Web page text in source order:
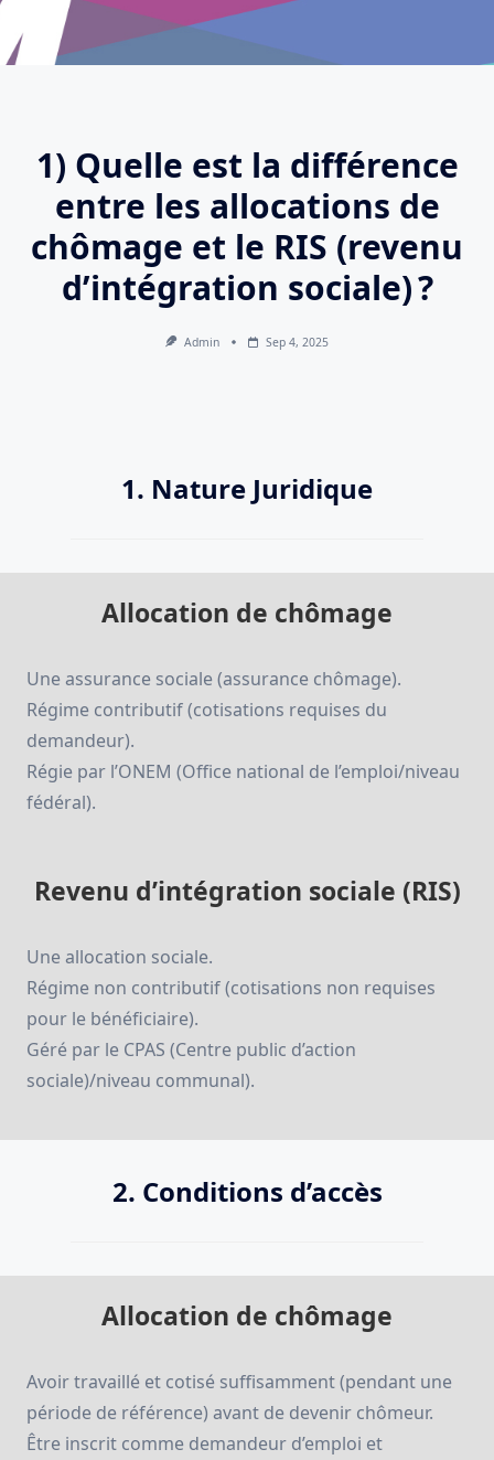
1) Quelle est la différence
entre les allocations de
chômage et le RIS (revenu
d’intégration sociale) ?
Admin Sep 4, 2025
1. Nature Juridique
Allocation de chômage
Une assurance sociale (assurance chômage).
Régime contributif (cotisations requises du
demandeur).
Régie par l’ONEM (Office national de l’emploi/niveau
fédéral).
Revenu d’intégration sociale (RIS)
Une allocation sociale.
Régime non contributif (cotisations non requises
pour le bénéficiaire).
Géré par le CPAS (Centre public d’action
sociale)/niveau communal).
2. Conditions d’accès
Allocation de chômage
Avoir travaillé et cotisé suffisamment (pendant une
période de référence) avant de devenir chômeur.
Être inscrit comme demandeur d’emploi et